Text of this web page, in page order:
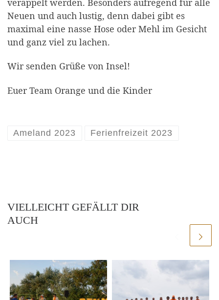
veräppelt werden. Besonders aufregend für alle
Neuen und auch lustig, denn dabei gibt es
maximal eine nasse Hose oder Mehl im Gesicht
und ganz viel zu lachen.
Wir senden Grüße von Insel!
Euer Team Orange und die Kinder
Ameland 2023 Ferienfreizeit 2023
VIELLEICHT GEFÄLLT DIR
AUCH